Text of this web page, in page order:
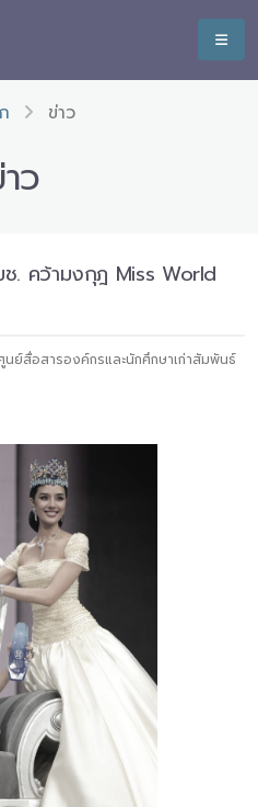
ข่าว
ว
. คว้ามงกุฎ Miss World
นย์สื่อสารองค์กรและนักศึกษาเก่าสัมพันธ์